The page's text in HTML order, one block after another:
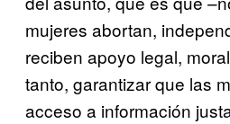
mujeres abortan,
reciben apoyo legal,
tanto, garantizar que las
acceso a información